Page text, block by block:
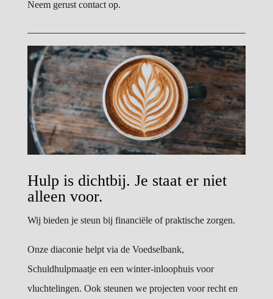
Neem gerust contact op.
Hulp is dichtbij. Je staat er niet
alleen voor.
Wij bieden je steun bij financiële of praktische zorgen.
Onze diaconie helpt via de Voedselbank,
Schuldhulpmaatje en een winter-inloophuis voor
vluchtelingen. Ook steunen we projecten voor recht en